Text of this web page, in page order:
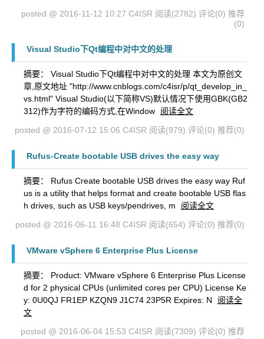
posted @ 2016-11-12 10:27 C4ISR 阅读(2782) 评论(0) 推荐
(0)
Visual Studio下Qt编程中对中文的处理
摘要： Visual Studio下Qt编程中对中文的处理 本文为原创文
章,原文地址 "http://www.cnblogs.com/c4isr/p/qt_develop_in_
vs.html" Visual Studio(以下简称VS)默认情况下使用GBK(GB2
312)作为字符的编码方式,在Window
阅读全文
posted @ 2016-07-12 15:06 C4ISR 阅读(979) 评论(0) 推荐(0)
Rufus-Create bootable USB drives the easy way
摘要： Rufus Create bootable USB drives the easy way Ruf
us is a utility that helps format and create bootable USB flas
h drives, such as USB keys/pendrives, m
阅读全文
posted @ 2016-06-11 16:48 C4ISR 阅读(654) 评论(0) 推荐(0)
VMware vSphere 6 Enterprise Plus License
摘要： Product: VMware vSphere 6 Enterprise Plus License
d for 2 physical CPUs (unlimited cores per CPU) License Ke
y: 0U0QJ FR1EP KZQN9 J1C74 23P5R Expires: N
阅读全
文
posted @ 2016-06-04 15:53 C4ISR 阅读(7309) 评论(0) 推荐